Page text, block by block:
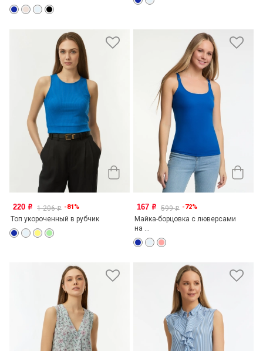
220 o 1 206o -81%
Топ укороченный в рубчик
167 o 599o -72%
Майка-борцовка с люверсами
на ...